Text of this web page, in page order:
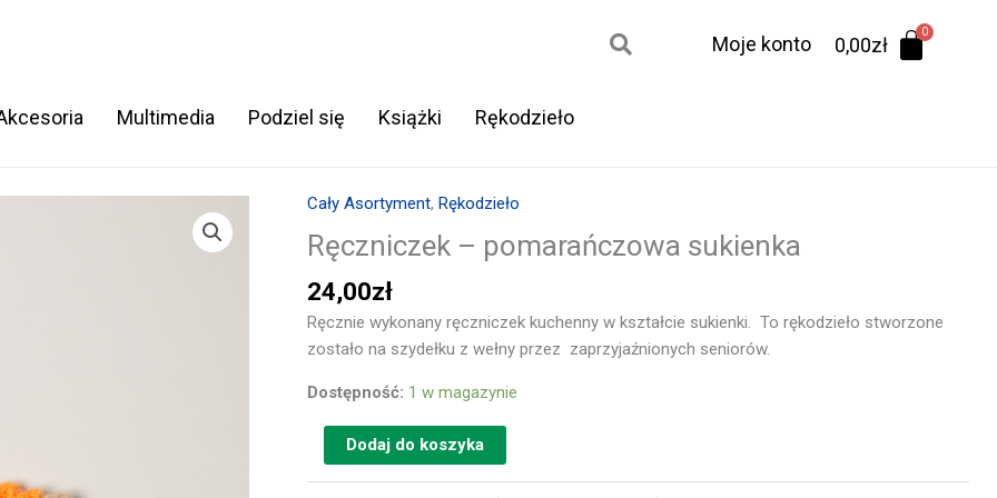
Moje konto 0,00zł
Multimedia Podziel się Książki Rękodzieło
Cały Asortyment, Rękodzieło
Ręczniczek – pomarańczowa sukienka
24,00zł
Ręcznie wykonany ręczniczek kuchenny w kształcie sukienki. To rękodzieło stworzone
zostało na szydełku z wełny przez zaprzyjaźnionych seniorów.
Dostępność: 1 w magazynie
ilość
Ręczniczek
-
pomarańczowa
sukienka
Dodaj do koszyka